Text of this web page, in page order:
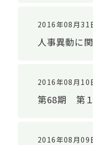
2016年08月31
人事異動に
2016年08月10
第68期 第
2016年08月09